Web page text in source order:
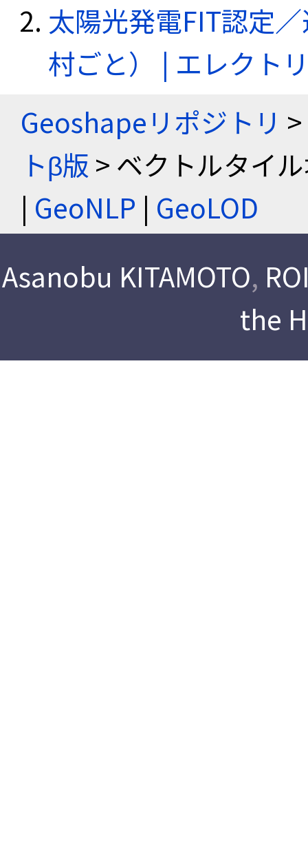
太陽光発電FIT認定
村ごと） | エレクト
Geoshapeリポジトリ >
トβ版 > ベクトルタイ
| GeoNLP | GeoLOD
Asanobu KITAMOTO,
the